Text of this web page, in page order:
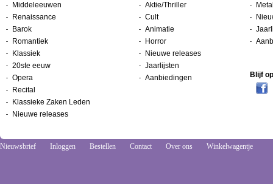
Middeleeuwen
Renaissance
Barok
Romantiek
Klassiek
20ste eeuw
Opera
Recital
Klassieke Zaken Leden
Nieuwe releases
Aktie/Thriller
Cult
Animatie
Horror
Nieuwe releases
Jaarlijsten
Aanbiedingen
Blijf
Nieuwsbrief Inloggen Bestellen Contact Over ons Winkelwagentje